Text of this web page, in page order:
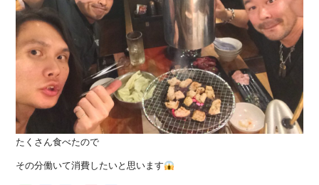
たくさん食べたので
その分働いて消費したいと思います